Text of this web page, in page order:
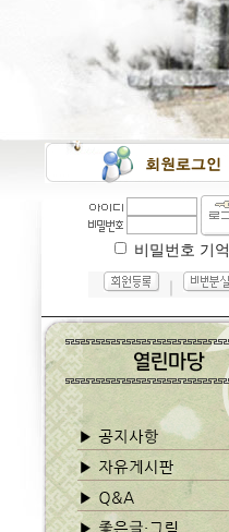
비밀번호 기억